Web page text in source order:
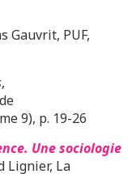
Gauvrit, PUF,
,
9), p. 19-26
Une sociologie
Lignier, La